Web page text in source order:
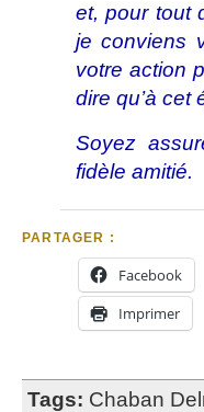
et, pour tout
je conviens
votre action
dire qu’à cet
Soyez
fidèle amitié.
PARTAGER :
Facebook
Imprimer
Tags: Chaban